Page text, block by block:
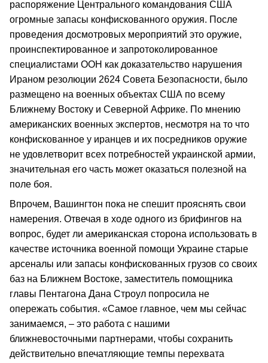
распоряжение Центрального командования США
огромные запасы конфискованного оружия. После
проведения досмотровых мероприятий это оружие,
проинспектированное и запротоколированное
специалистами ООН как доказательство нарушения
Ираном резолюции 2624 Совета Безопасности, было
размещено на военных объектах США по всему
Ближнему Востоку и Северной Африке. По мнению
американских военных экспертов, несмотря на то что
конфискованное у иранцев и их посредников оружие
не удовлетворит всех потребностей украинской армии,
значительная его часть может оказаться полезной на
поле боя.
Впрочем, Вашингтон пока не спешит прояснять свои
намерения. Отвечая в ходе одного из брифингов на
вопрос, будет ли американская сторона использовать в
качестве источника военной помощи Украине старые
арсеналы или запасы конфискованных грузов со своих
баз на Ближнем Востоке, заместитель помощника
главы Пентагона Дана Строул попросила не
опережать события. «Самое главное, чем мы сейчас
занимаемся, – это работа с нашими
ближневосточными партнерами, чтобы сохранить
действительно впечатляющие темпы перехвата